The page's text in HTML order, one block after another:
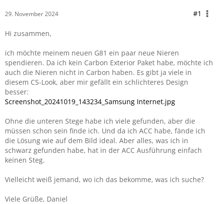
29. November 2024 #1
Hi zusammen,
ich möchte meinem neuen G81 ein paar neue Nieren
spendieren. Da ich kein Carbon Exterior Paket habe, möchte ich
auch die Nieren nicht in Carbon haben. Es gibt ja viele in
diesem CS-Look, aber mir gefällt ein schlichteres Design
besser:
Screenshot_20241019_143234_Samsung Internet.jpg
Ohne die unteren Stege habe ich viele gefunden, aber die
müssen schon sein finde ich. Und da ich ACC habe, fände ich
die Lösung wie auf dem Bild ideal. Aber alles, was ich in
schwarz gefunden habe, hat in der ACC Ausführung einfach
keinen Steg.
Vielleicht weiß jemand, wo ich das bekomme, was ich suche?
Viele Grüße, Daniel